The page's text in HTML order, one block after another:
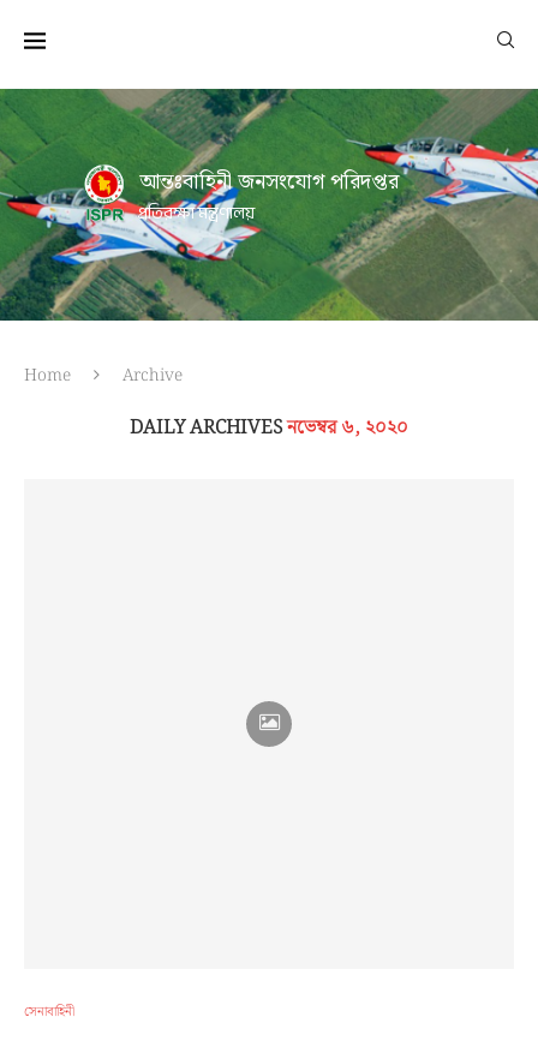
আন্তঃবাহিনী জনসংযোগ পরিদপ্তর
প্রতিরক্ষা মন্ত্রণালয়
Home Archive
DAILY ARCHIVESনভেম্বর ৬, ২০২০
সেনাবাহিনী